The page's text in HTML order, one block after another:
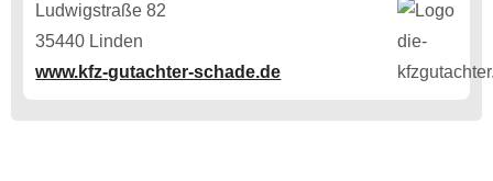
Ludwigstraße 82
35440 Linden
www.kfz-gutachter-schade.de